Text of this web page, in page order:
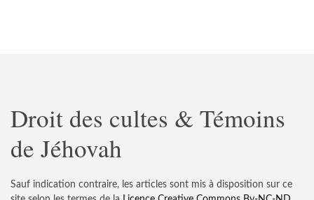
Droit des cultes & Témoins
de Jéhovah
Sauf indication contraire, les articles sont mis à disposition sur ce